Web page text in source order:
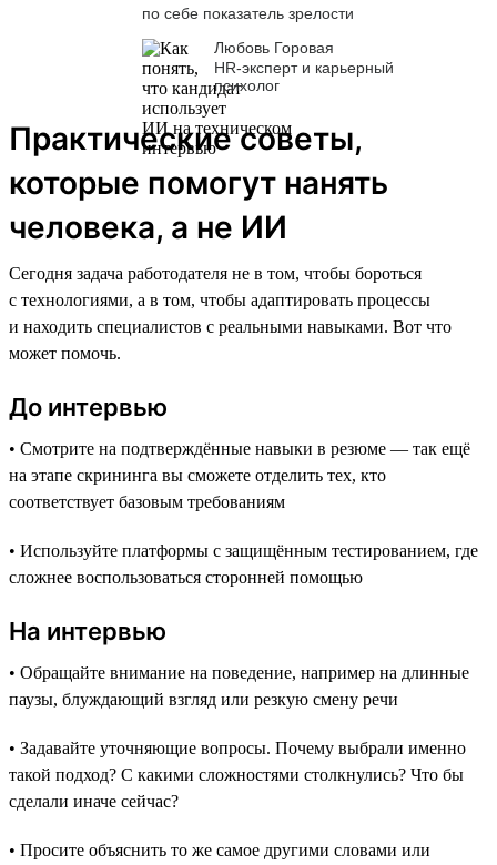
по себе показатель зрелости
Любовь Горовая
HR-эксперт и карьерный
психолог
Практические советы,
которые помогут нанять
человека, а не ИИ
Сегодня задача работодателя не в том, чтобы бороться
с технологиями, а в том, чтобы адаптировать процессы
и находить специалистов с реальными навыками. Вот что
может помочь.
До интервью
• Смотрите на подтверждённые навыки в резюме — так ещё
на этапе скрининга вы сможете отделить тех, кто
соответствует базовым требованиям
• Используйте платформы с защищённым тестированием, где
сложнее воспользоваться сторонней помощью
На интервью
• Обращайте внимание на поведение, например на длинные
паузы, блуждающий взгляд или резкую смену речи
• Задавайте уточняющие вопросы. Почему выбрали именно
такой подход? С какими сложностями столкнулись? Что бы
сделали иначе сейчас?
• Просите объяснить то же самое другими словами или